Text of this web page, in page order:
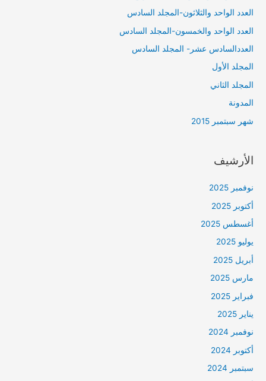
العدد الواحد والثلاثون-المجلد السادس
العدد الواحد والخمسون-المجلد السادس
العددالسادس عشر- المجلد السادس
المجلد الأول
المجلد الثاني
المدونة
شهر سبتمبر 2015
الأرشيف
نوفمبر 2025
أكتوبر 2025
أغسطس 2025
يوليو 2025
أبريل 2025
مارس 2025
فبراير 2025
يناير 2025
نوفمبر 2024
أكتوبر 2024
سبتمبر 2024